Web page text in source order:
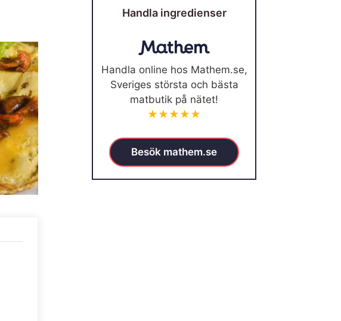
Handla ingredienser
Handla online hos Mathem.se,
Sveriges största och bästa
matbutik på nätet!
★★★★★
Besök mathem.se